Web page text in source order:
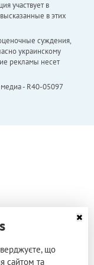
участвует в
в этих
суждения,
украинскому
рекламы несет
- R40-05097
що
сайтом та